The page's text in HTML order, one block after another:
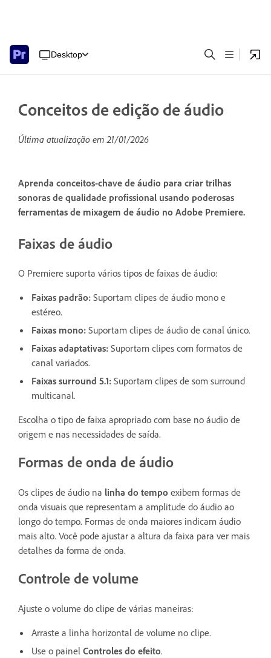
Desktop
Conceitos de edição de áudio
Última atualização em21/01/2026
Aprenda conceitos-chave de áudio para criar trilhas
sonoras de qualidade profissional usando poderosas
ferramentas de mixagem de áudio no Adobe Premiere.
Faixas de áudio
O Premiere suporta vários tipos de faixas de áudio:
Faixas padrão: Suportam clipes de áudio mono e
estéreo.
Faixas mono: Suportam clipes de áudio de canal único.
Faixas adaptativas: Suportam clipes com formatos de
canal variados.
Faixas surround 5.1: Suportam clipes de som surround
multicanal.
Escolha o tipo de faixa apropriado com base no áudio de
origem e nas necessidades de saída.
Formas de onda de áudio
Os clipes de áudio na linha do tempo exibem formas de
onda visuais que representam a amplitude do áudio ao
longo do tempo. Formas de onda maiores indicam áudio
mais alto. Você pode ajustar a altura da faixa para ver mais
detalhes da forma de onda.
Controle de volume
Ajuste o volume do clipe de várias maneiras:
Arraste a linha horizontal de volume no clipe.
Use o painel Controles do efeito.